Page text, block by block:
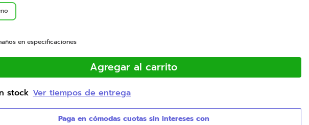
en especificaciones
Agregar al carrito
stock Ver tiempos de entrega